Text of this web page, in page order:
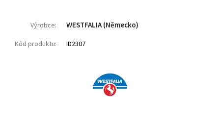
Výrobce: WESTFALIA (Německo)
Kód produktu: ID2307